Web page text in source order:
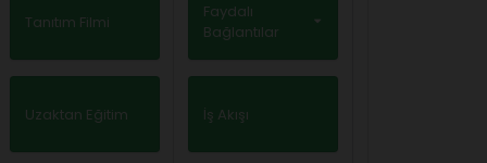
Tanıtım Filmi
Faydalı
Bağlantılar
Uzaktan Eğitim İş Akışı